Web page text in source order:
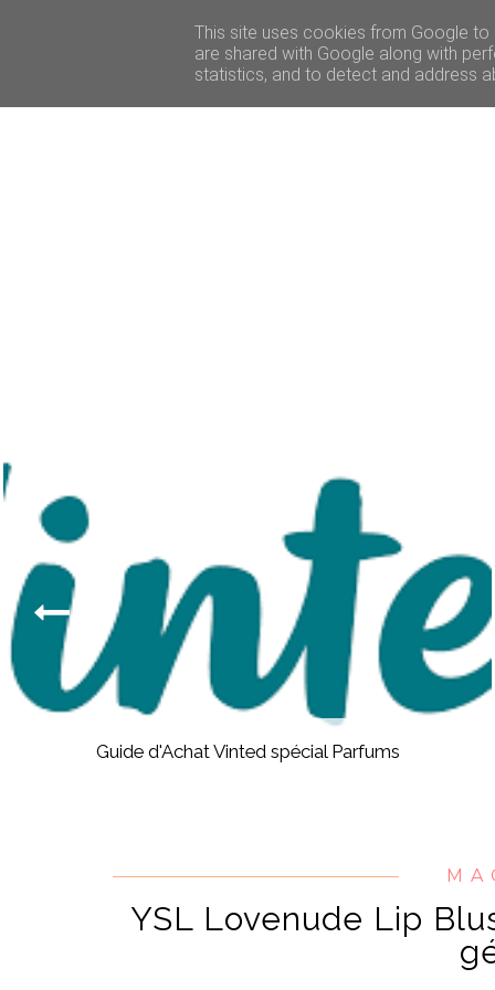
BEAUTÉ VOYAGE
Guide d'Achat Vinted spécial Parfums
YSL Lovenude Lip
This site uses cookies from Google
are shared with Google along with
statistics, and to detect and address